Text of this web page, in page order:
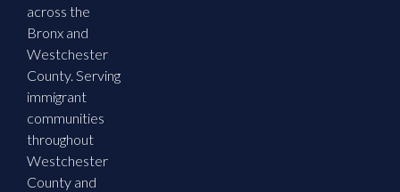
across the
Bronx and
Westchester
County. Serving
immigrant
communities
throughout
Westchester
County and